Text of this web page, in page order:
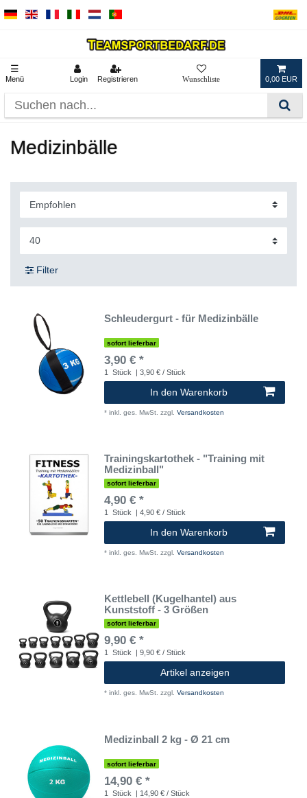
☰
Menü Login Registrieren 0,00 EUR
Medizinbälle
Filter
Schleudergurt - für Medizinbälle
sofort lieferbar
3,90 € *
1 Stück | 3,90 € / Stück
In den Warenkorb
* inkl. ges. MwSt. zzgl. Versandkosten
Trainingskartothek - "Training mit
Medizinball"
sofort lieferbar
4,90 € *
1 Stück | 4,90 € / Stück
In den Warenkorb
* inkl. ges. MwSt. zzgl. Versandkosten
Kettlebell (Kugelhantel) aus
Kunststoff - 3 Größen
sofort lieferbar
9,90 € *
1 Stück | 9,90 € / Stück
Artikel anzeigen
* inkl. ges. MwSt. zzgl. Versandkosten
Medizinball 2 kg - Ø 21 cm
sofort lieferbar
14,90 € *
1 Stück | 14,90 € / Stück